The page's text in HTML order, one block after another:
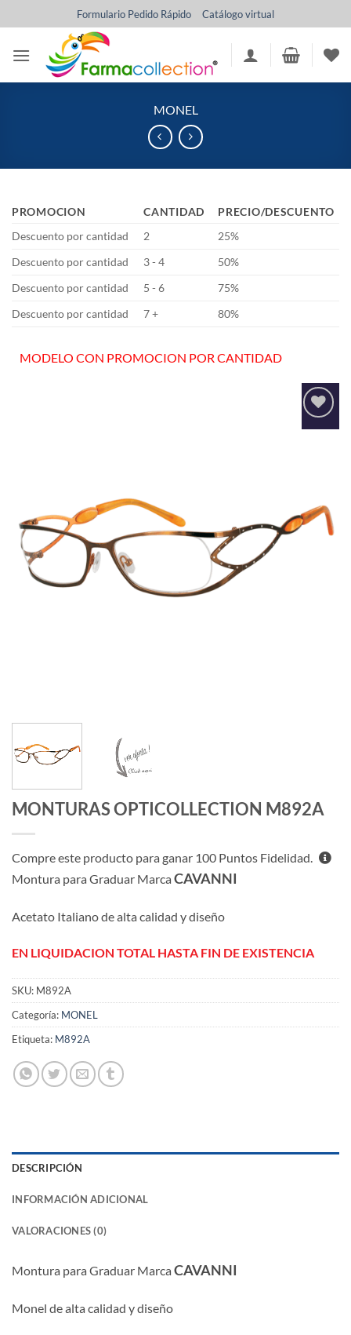
al
contenido
Formulario Pedido Rápido Catálogo virtual
MONEL
PROMOCION CANTIDAD
PRECIO/DESCUENTO
Descuento por cantidad
2
25%
Descuento por cantidad
3 - 4
50%
Descuento por cantidad
5 - 6
75%
Descuento por cantidad
7 + 80%
MODELO CON PROMOCION POR CANTIDAD
Añadir
MONTURAS OPTICOLLECTION M892A
Compre este producto para ganar 100 Puntos Fidelidad.
Montura para Graduar Marca CAVANNI
Acetato Italiano de alta calidad y diseño
EN LIQUIDACION TOTAL HASTA FIN DE EXISTENCIA
SKU: M892A
Categoría: MONEL
Etiqueta: M892A
DESCRIPCIÓN
INFORMACIÓN ADICIONAL
VALORACIONES (0)
Montura para Graduar Marca CAVANNI
Monel de alta calidad y diseño